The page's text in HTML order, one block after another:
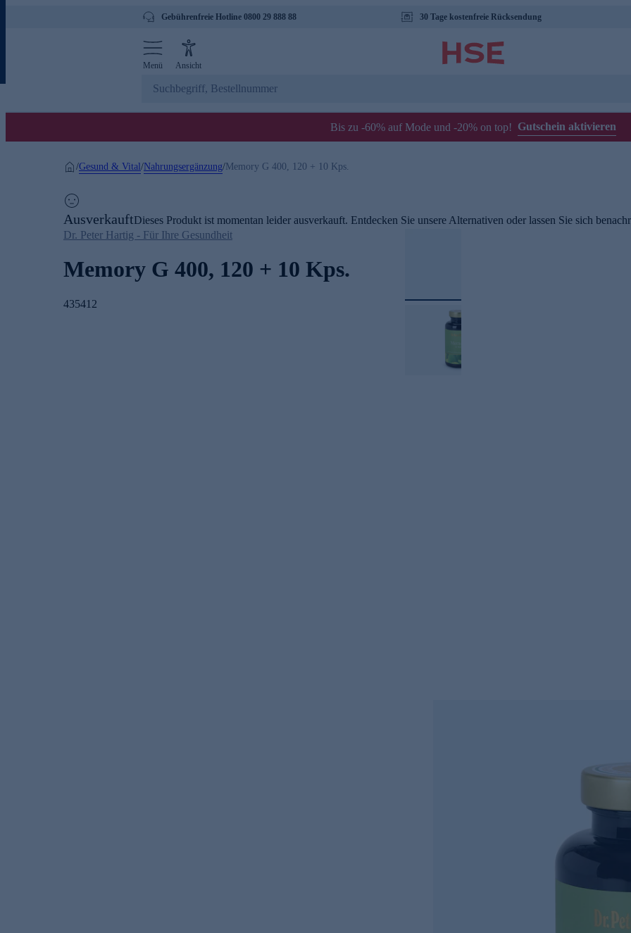
Gebührenfreie Hotline 0800 29 888 88 30 Tage kostenfreie Rücksendung
Menü Ansicht
Bis zu -60% auf Mode und -20% on top! Gutschein aktivieren
/Gesund & Vital/Nahrungsergänzung/Memory G 400, 120 + 10 Kps.
AusverkauftDieses Produkt ist momentan leider ausverkauft. Entdecken Sie unsere Alternativen oder lassen Sie sich
Dr. Peter Hartig - Für Ihre Gesundheit
Memory G 400, 120 + 10 Kps.
435412